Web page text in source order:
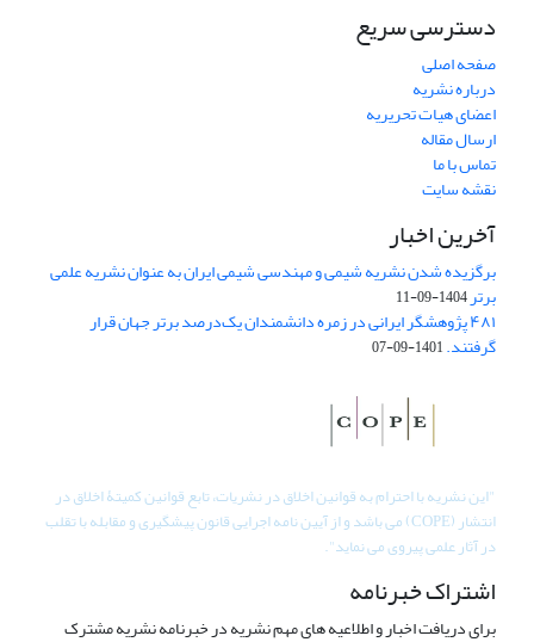
دسترسی سریع
صفحه اصلی
درباره نشریه
اعضای هیات تحریریه
ارسال مقاله
تماس با ما
نقشه سایت
آخرین اخبار
برگزیده شدن نشریه شیمی و مهندسی شیمی ایران به عنوان نشریه علمی
برتر1404-09-11
۴۸۱ پژوهشگر ایرانی در زمره دانشمندان یک‌درصد برتر جهان قرار
گرفتند.1401-09-07
"این نشریه با احترام به قوانین اخلاق در نشریات، تابع قوانین کمیتۀ اخلاق در
انتشار (COPE) می باشد و از آیین نامه اجرایی قانون پیشگیری و مقابله با تقلب
در آثار علمی پیروی می نماید".
اشتراک خبرنامه
برای دریافت اخبار و اطلاعیه های مهم نشریه در خبرنامه نشریه مشترک